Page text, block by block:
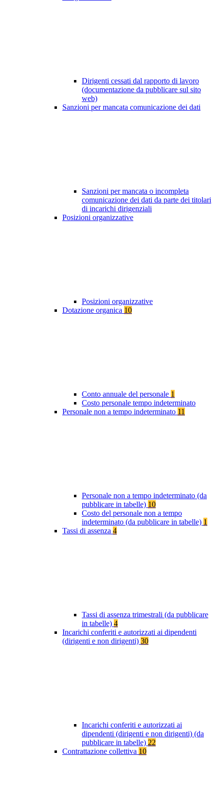
Dirigenti cessati dal rapporto di lavoro
(documentazione da pubblicare sul sito
web)
Sanzioni per mancata comunicazione dei dati
Sanzioni per mancata o incompleta
comunicazione dei dati da parte dei titolari
di incarichi dirigenziali
Posizioni organizzative
Posizioni organizzative
Dotazione organica 10
Conto annuale del personale 1
Costo personale tempo indeterminato
Personale non a tempo indeterminato 11
Personale non a tempo indeterminato (da
pubblicare in tabelle) 10
Costo del personale non a tempo
indeterminato (da pubblicare in tabelle) 1
Tassi di assenza 4
Tassi di assenza trimestrali (da pubblicare
in tabelle) 4
Incarichi conferiti e autorizzati ai dipendenti
(dirigenti e non dirigenti) 30
Incarichi conferiti e autorizzati ai
dipendenti (dirigenti e non dirigenti) (da
pubblicare in tabelle) 22
Contrattazione collettiva 10